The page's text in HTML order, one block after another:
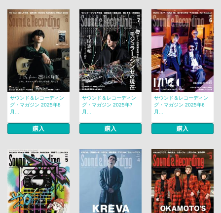
サウンド＆レコーディン
グ・マガジン 2025年8
月...
購入
サウンド＆レコーディン
グ・マガジン 2025年7
月...
購入
サウンド＆レコーディン
グ・マガジン 2025年6
月...
購入